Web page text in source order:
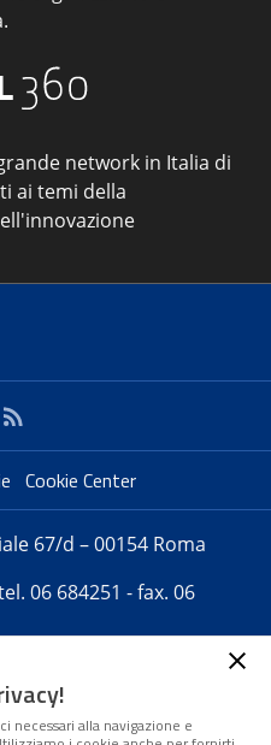
network in Italia di
ai temi della
Cookie Center
67/d – 00154 Roma
06 684251 - fax. 06
telematica iscritta
del Tribunale di Roma -
necessari alla navigazione e